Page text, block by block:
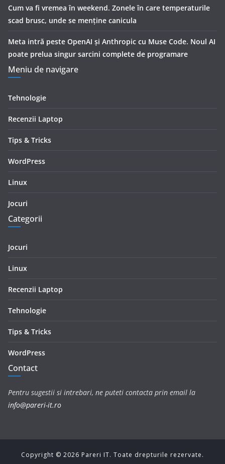
Cum va fi vremea în weekend. Zonele în care temperaturile
scad brusc, unde se menţine canicula
Meta intră peste OpenAI și Anthropic cu Muse Code. Noul AI
poate prelua singur sarcini complete de programare
Meniu de navigare
Tehnologie
Recenzii Laptop
Tips & Tricks
WordPress
Linux
Jocuri
Categorii
Jocuri
Linux
Recenzii Laptop
Tehnologie
Tips & Tricks
WordPress
Contact
Pentru sugestii si intrebari, ne puteti contacta prin email la
info@pareri-it.ro
Copyright © 2026 Pareri IT. Toate drepturile rezervate.